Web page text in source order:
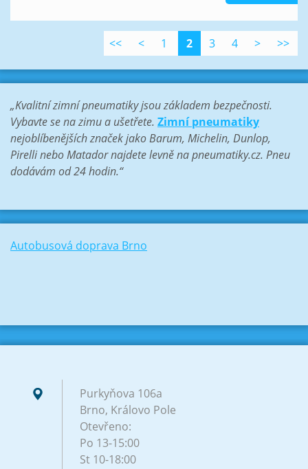
<< < 1 2 3 4 > >>
„Kvalitní zimní pneumatiky jsou základem bezpečnosti.
Vybavte se na zimu a ušetřete. Zimní pneumatiky
nejoblíbenějších značek jako Barum, Michelin, Dunlop,
Pirelli nebo Matador najdete levně na pneumatiky.cz. Pneu
dodávám od 24 hodin.“
Autobusová doprava Brno
Purkyňova 106a
Brno, Královo Pole
Otevřeno:
Po 13-15:00
St 10-18:00